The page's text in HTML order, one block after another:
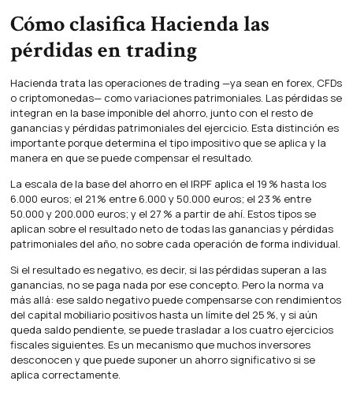
Cómo clasifica Hacienda las
pérdidas en trading
Hacienda trata las operaciones de trading —ya sean en forex, CFDs
o criptomonedas— como variaciones patrimoniales. Las pérdidas se
integran en la base imponible del ahorro, junto con el resto de
ganancias y pérdidas patrimoniales del ejercicio. Esta distinción es
importante porque determina el tipo impositivo que se aplica y la
manera en que se puede compensar el resultado.
La escala de la base del ahorro en el IRPF aplica el 19 % hasta los
6.000 euros; el 21 % entre 6.000 y 50.000 euros; el 23 % entre
50.000 y 200.000 euros; y el 27 % a partir de ahí. Estos tipos se
aplican sobre el resultado neto de todas las ganancias y pérdidas
patrimoniales del año, no sobre cada operación de forma individual.
Si el resultado es negativo, es decir, si las pérdidas superan a las
ganancias, no se paga nada por ese concepto. Pero la norma va
más allá: ese saldo negativo puede compensarse con rendimientos
del capital mobiliario positivos hasta un límite del 25 %, y si aún
queda saldo pendiente, se puede trasladar a los cuatro ejercicios
fiscales siguientes. Es un mecanismo que muchos inversores
desconocen y que puede suponer un ahorro significativo si se
aplica correctamente.